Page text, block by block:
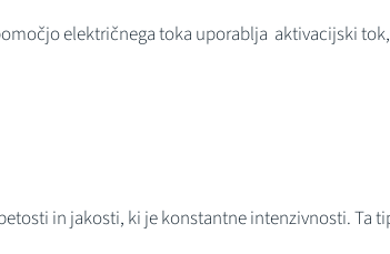
električnega toka uporablja aktivacijski
in jakosti, ki je konstantne intenzivnosti. Ta